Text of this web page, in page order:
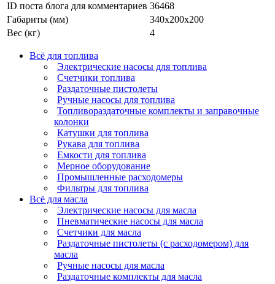
ID поста блога для комментариев 36468
Габариты (мм)
340х200х200
Вес (кг)
4
Всё для топлива
Электрические насосы для топлива
Счетчики топлива
Раздаточные пистолеты
Ручные насосы для топлива
Топливораздаточные комплекты и заправочные
колонки
Катушки для топлива
Рукава для топлива
Емкости для топлива
Мерное оборудование
Промышленные расходомеры
Фильтры для топлива
Всё для масла
Электрические насосы для масла
Пневматические насосы для масла
Счетчики для масла
Раздаточные пистолеты (с расходомером) для
масла
Ручные насосы для масла
Раздаточные комплекты для масла